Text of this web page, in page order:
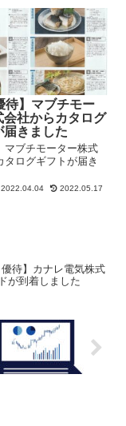
待】マブチモー
会社からカタログ
届きました
マブチモーター株式
タログギフトが届き
2022.05.17
優待】カナレ電気株式
が到着しました